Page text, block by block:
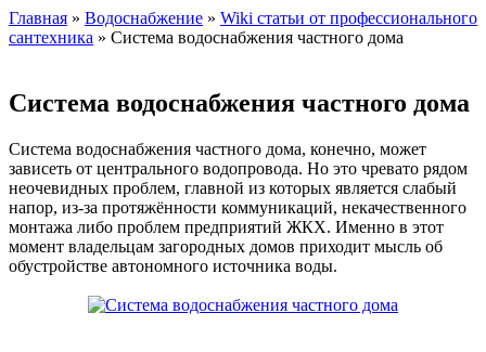
Главная » Водоснабжение » Wiki статьи от профессионального
сантехника » Система водоснабжения частного дома
Система водоснабжения частного дома
Система водоснабжения частного дома, конечно, может
зависеть от центрального водопровода. Но это чревато рядом
неочевидных проблем, главной из которых является слабый
напор, из-за протяжённости коммуникаций, некачественного
монтажа либо проблем предприятий ЖКХ. Именно в этот
момент владельцам загородных домов приходит мысль об
обустройстве автономного источника воды.